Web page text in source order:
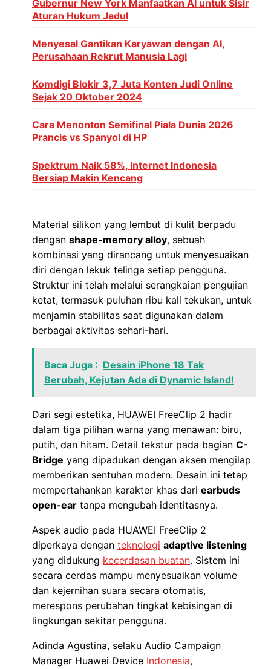
Gubernur New York Manfaatkan AI untuk Sisir
Aturan Hukum Jadul
Menyesal Gantikan Karyawan dengan AI,
Perusahaan Rekrut Manusia Lagi
Komdigi Blokir 3,7 Juta Konten Judi Online
Sejak 20 Oktober 2024
Cara Menonton Semifinal Piala Dunia 2026
Prancis vs Spanyol di HP
Spektrum Naik 58%, Internet Indonesia
Bersiap Makin Kencang
Material silikon yang lembut di kulit berpadu
dengan shape-memory alloy, sebuah
kombinasi yang dirancang untuk menyesuaikan
diri dengan lekuk telinga setiap pengguna.
Struktur ini telah melalui serangkaian pengujian
ketat, termasuk puluhan ribu kali tekukan, untuk
menjamin stabilitas saat digunakan dalam
berbagai aktivitas sehari-hari.
Baca Juga : Desain iPhone 18 Tak
Berubah, Kejutan Ada di Dynamic Island!
Dari segi estetika, HUAWEI FreeClip 2 hadir
dalam tiga pilihan warna yang menawan: biru,
putih, dan hitam. Detail tekstur pada bagian C-
Bridge yang dipadukan dengan aksen mengilap
memberikan sentuhan modern. Desain ini tetap
mempertahankan karakter khas dari earbuds
open-ear tanpa mengubah identitasnya.
Aspek audio pada HUAWEI FreeClip 2
diperkaya dengan teknologi adaptive listening
yang didukung kecerdasan buatan. Sistem ini
secara cerdas mampu menyesuaikan volume
dan kejernihan suara secara otomatis,
merespons perubahan tingkat kebisingan di
lingkungan sekitar pengguna.
Adinda Agustina, selaku Audio Campaign
Manager Huawei Device Indonesia,